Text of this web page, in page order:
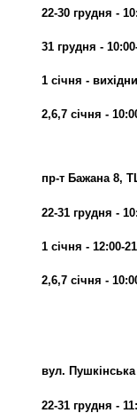
22-30 грудня -
31 грудня -
1 січня -
2,6,7 січня -
пр-т Бажана 8,
22-31 грудня -
1 січня - 12:00-
2,6,7 січня -
вул. Пушкінська
22-31 грудня -